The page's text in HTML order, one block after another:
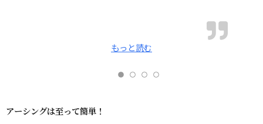
もっと読む
アーシングは至って簡単！